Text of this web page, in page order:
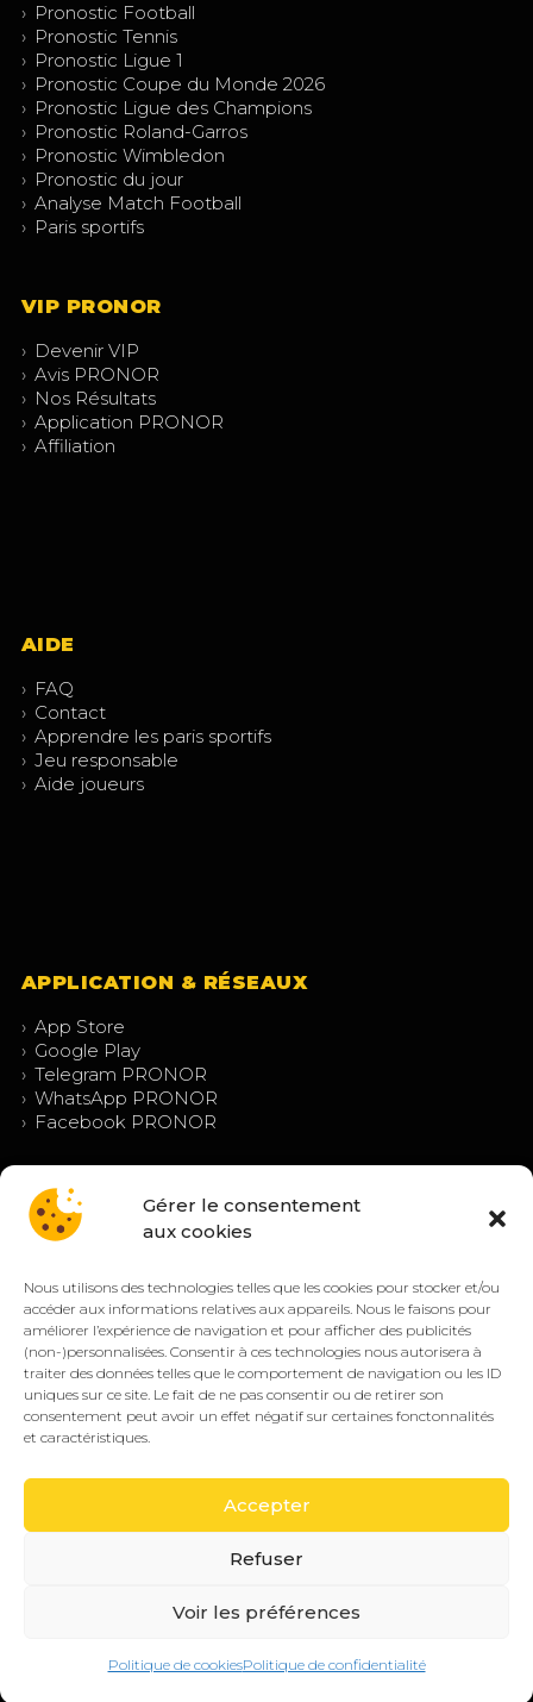
Gérer le consentement
aux cookies
Nous utilisons des technologies telles que les cookies pour stocker et/ou
accéder aux informations relatives aux appareils. Nous le faisons pour
améliorer l’expérience de navigation et pour afficher des publicités
(non-)personnalisées. Consentir à ces technologies nous autorisera à
traiter des données telles que le comportement de navigation ou les ID
uniques sur ce site. Le fait de ne pas consentir ou de retirer son
consentement peut avoir un effet négatif sur certaines fonctonnalités
et caractéristiques.
Accepter
Refuser
Voir les préférences
Politique de cookiesPolitique de confidentialité
› Pronostic Football
› Pronostic Tennis
› Pronostic Ligue 1
› Pronostic Coupe du Monde 2026
› Pronostic Ligue des Champions
› Pronostic Roland-Garros
› Pronostic Wimbledon
› Pronostic du jour
› Analyse Match Football
› Paris sportifs
VIP PRONOR
› Devenir VIP
› Avis PRONOR
› Nos Résultats
› Application PRONOR
› Affiliation
AIDE
› FAQ
› Contact
› Apprendre les paris sportifs
› Jeu responsable
› Aide joueurs
APPLICATION & RÉSEAUX
› App Store
› Google Play
› Telegram PRONOR
› WhatsApp PRONOR
› Facebook PRONOR
© PRONOR 2019 – 2026 — Tous droits réservés.
Mentions légales
Confidentialité CGV/CGU Cookies (EU)
🔒 Paiement sécurisé VISA CB SEPA
Jeu responsable :PRONOR encourage une
pratique responsable des paris sportifs. Les jeux
dépendance et isolement. Besoin d’aide ?